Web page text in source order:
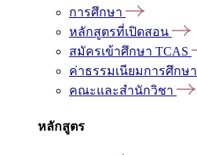
การศึกษา
หลักสูตรที่เปิดสอน
สมัครเข้าศึกษา TCAS
ค่าธรรมเนียมการศึกษา
คณะและสำนักวิชา
หลักสูตร